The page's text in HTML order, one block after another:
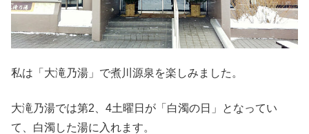
私は「大滝乃湯」で煮川源泉を楽しみました。
大滝乃湯では第2、4土曜日が「白濁の日」となってい
て、白濁した湯に入れます。